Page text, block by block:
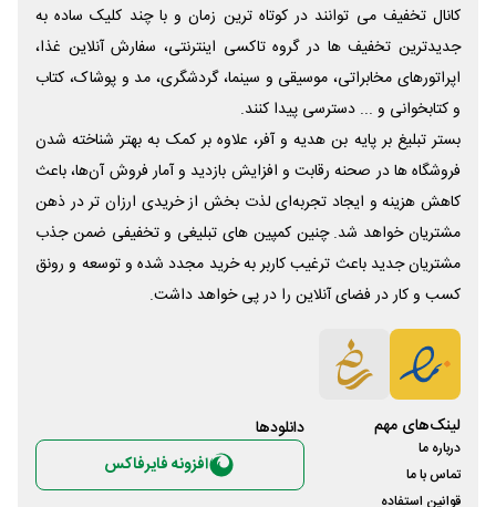
کانال تخفیف می توانند در کوتاه ترین زمان و با چند کلیک ساده به
جدیدترین تخفیف ها در گروه تاکسی اینترنتی، سفارش آنلاین غذا،
اپراتورهای مخابراتی، موسیقی و سینما، گردشگری، مد و پوشاک، کتاب
و کتابخوانی و ... دسترسی پیدا کنند.
بستر تبلیغ بر پایه بن هدیه و آفر، علاوه بر کمک به بهتر شناخته شدن
فروشگاه ها در صحنه رقابت و افزایش بازدید و آمار فروش آن‌ها، باعث
کاهش هزینه و ایجاد تجربه‌ای لذت بخش از خریدی ارزان تر در ذهن
مشتریان خواهد شد. چنین کمپین های تبلیغی و تخفیفی ضمن جذب
مشتریان جدید باعث ترغیب کاربر به خرید مجدد شده و توسعه و رونق
کسب و کار در فضای آنلاین را در پی خواهد داشت.
لینک‌های مهم
درباره ما
تماس با ما
قوانین استفاده
دانلود‌ها
افزونه فایرفاکس